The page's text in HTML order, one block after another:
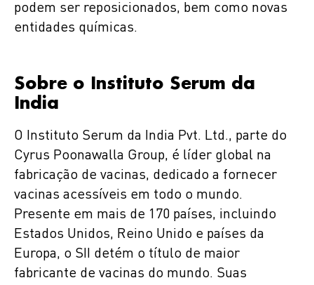
podem ser reposicionados, bem como novas
entidades químicas.
Sobre o Instituto Serum da
India
O Instituto Serum da India Pvt. Ltd., parte do
Cyrus Poonawalla Group, é líder global na
fabricação de vacinas, dedicado a fornecer
vacinas acessíveis em todo o mundo.
Presente em mais de 170 países, incluindo
Estados Unidos, Reino Unido e países da
Europa, o SII detém o título de maior
fabricante de vacinas do mundo. Suas